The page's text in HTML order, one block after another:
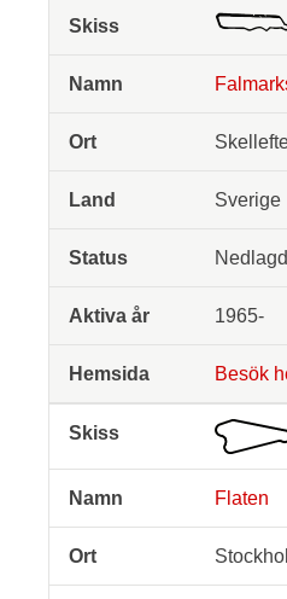
Sverige
Nedlagd
1965-
Besök
Flaten